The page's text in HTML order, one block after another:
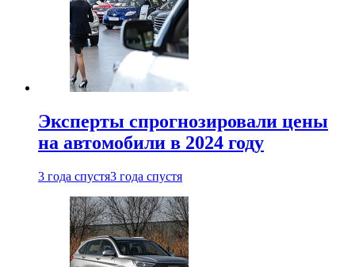
Эксперты спрогнозировали цены
на автомобили в 2024 году
3 года спустя3 года спустя